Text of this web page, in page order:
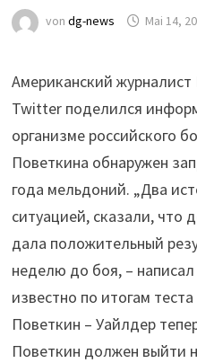
von dg-news Mai 14,
Американский журналист
Twitter поделился
организме российского
Поветкина обнаружен
года мельдоний. „Два
ситуацией, сказали, что
дала положительный
неделю до боя, –
известно по итогам
Поветкин – Уайлдер
Поветкин должен выйти